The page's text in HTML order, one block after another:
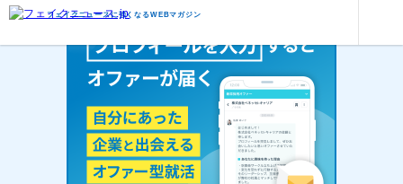
フェイクニュースに強くなるWEBマガジン